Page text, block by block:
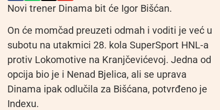
Novi trener Dinama bit će Igor Bišćan.
On će momčad preuzeti odmah i voditi je već u
subotu na utakmici 28. kola SuperSport HNL-a
protiv Lokomotive na Kranjčevićevoj. Jedna od
opcija bio je i Nenad Bjelica, ali se uprava
Dinama ipak odlučila za Bišćana, potvrđeno je
Indexu.